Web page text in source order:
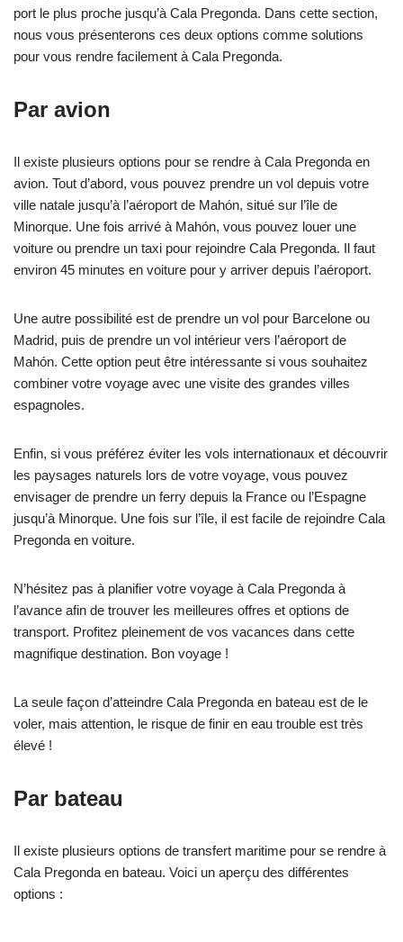
port le plus proche jusqu’à Cala Pregonda. Dans cette section,
nous vous présenterons ces deux options comme solutions
pour vous rendre facilement à Cala Pregonda.
Par avion
Il existe plusieurs options pour se rendre à Cala Pregonda en
avion. Tout d’abord, vous pouvez prendre un vol depuis votre
ville natale jusqu’à l’aéroport de Mahón, situé sur l’île de
Minorque. Une fois arrivé à Mahón, vous pouvez louer une
voiture ou prendre un taxi pour rejoindre Cala Pregonda. Il faut
environ 45 minutes en voiture pour y arriver depuis l’aéroport.
Une autre possibilité est de prendre un vol pour Barcelone ou
Madrid, puis de prendre un vol intérieur vers l’aéroport de
Mahón. Cette option peut être intéressante si vous souhaitez
combiner votre voyage avec une visite des grandes villes
espagnoles.
Enfin, si vous préférez éviter les vols internationaux et découvrir
les paysages naturels lors de votre voyage, vous pouvez
envisager de prendre un ferry depuis la France ou l’Espagne
jusqu’à Minorque. Une fois sur l’île, il est facile de rejoindre Cala
Pregonda en voiture.
N’hésitez pas à planifier votre voyage à Cala Pregonda à
l’avance afin de trouver les meilleures offres et options de
transport. Profitez pleinement de vos vacances dans cette
magnifique destination. Bon voyage !
La seule façon d’atteindre Cala Pregonda en bateau est de le
voler, mais attention, le risque de finir en eau trouble est très
élevé !
Par bateau
Il existe plusieurs options de transfert maritime pour se rendre à
Cala Pregonda en bateau. Voici un aperçu des différentes
options :